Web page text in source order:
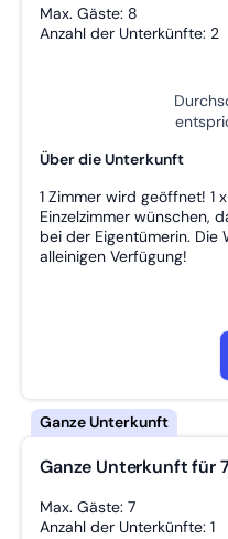
Max. Gäste: 8
Anzahl der Unterkünfte: 2
Über die Unterkunft
1 Zimmer wird geöffnet! 1
Einzelzimmer wünschen,
bei der Eigentümerin. Die
alleinigen Verfügung!
Ganze Unterkunft für
Max. Gäste: 7
Anzahl der Unterkünfte: 1